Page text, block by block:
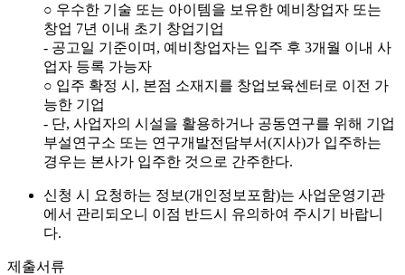
○ 우수한 기술 또는 아이템을 보유한 예비창업자 또는
창업 7년 이내 초기 창업기업
- 공고일 기준이며, 예비창업자는 입주 후 3개월 이내 사
업자 등록 가능자
○ 입주 확정 시, 본점 소재지를 창업보육센터로 이전 가
능한 기업
- 단, 사업자의 시설을 활용하거나 공동연구를 위해 기업
부설연구소 또는 연구개발전담부서(지사)가 입주하는
경우는 본사가 입주한 것으로 간주한다.
신청 시 요청하는 정보(개인정보포함)는 사업운영기관
에서 관리되오니 이점 반드시 유의하여 주시기 바랍니
다.
제출서류